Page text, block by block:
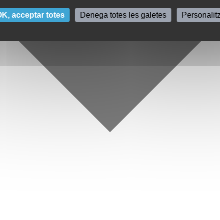
acceptar totes Denega totes les galetes